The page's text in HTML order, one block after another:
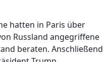
hatten in Paris über
Russland angegriffene
beraten. Anschließend